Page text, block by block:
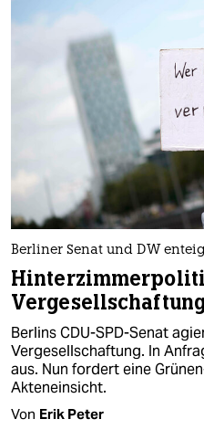
öko
gesellschaft
berlin
nord
wahrheit
verlag
verlag
veranstaltungen
shop
Berliner Senat und DW
Berlins CDU-SPD-Senat
Vergesellschaftung. In
aus. Nun fordert eine
Akteneinsicht.
Von Erik Peter